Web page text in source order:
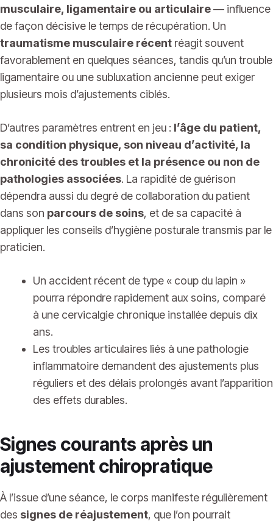
musculaire, ligamentaire ou articulaire— influence
de façon décisive le temps de récupération. Un
traumatisme musculaire récent réagit souvent
favorablement en quelques séances, tandis qu’un trouble
ligamentaire ou une subluxation ancienne peut exiger
plusieurs mois d’ajustements ciblés.
D’autres paramètres entrent en jeu : l’âge du patient,
sa condition physique, son niveau d’activité, la
chronicité des troubles et la présence ou non de
pathologies associées. La rapidité de guérison
dépendra aussi du degré de collaboration du patient
dans son parcours de soins, et de sa capacité à
appliquer les conseils d’hygiène posturale transmis par le
praticien.
Un accident récent de type « coup du lapin »
pourra répondre rapidement aux soins, comparé
à une cervicalgie chronique installée depuis dix
ans.
Les troubles articulaires liés à une pathologie
inflammatoire demandent des ajustements plus
réguliers et des délais prolongés avant l’apparition
des effets durables.
Signes courants après un
ajustement chiropratique
À l’issue d’une séance, le corps manifeste régulièrement
des signes de réajustement, que l’on pourrait